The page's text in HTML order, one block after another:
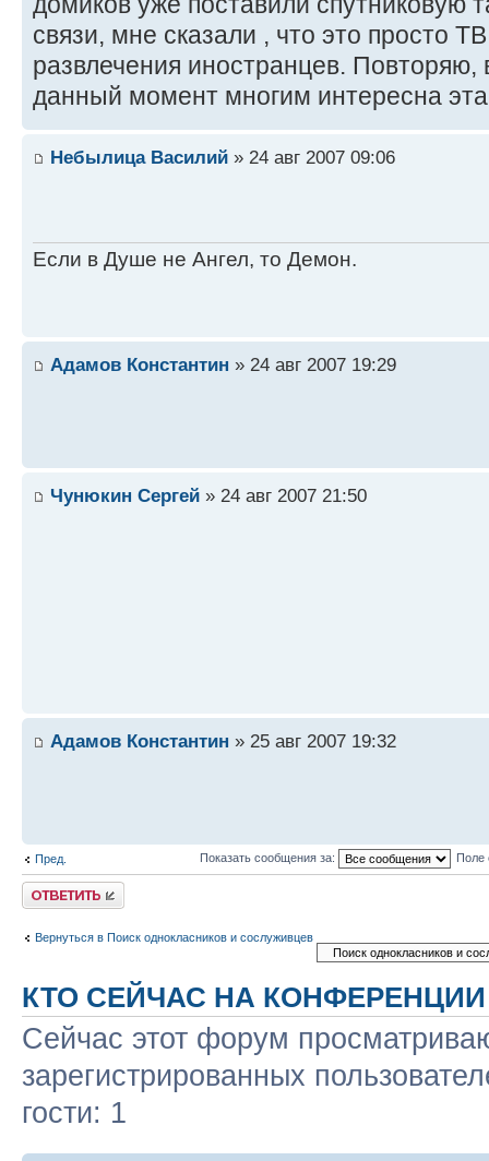
связи, мне сказали , что это просто
развлечения иностранцев. Повторяю,
данный момент многим интересна
Небылица Василий » 24 авг 2007 09:06
Если в Душе не Ангел, то Демон.
Адамов Константин » 24 авг 2007 19:29
Чунюкин Сергей » 24 авг 2007 21:50
Адамов Константин » 25 авг 2007 19:32
Пред. Показать сообщения за: Поле
Ответить
Вернуться в Поиск однокласников и сослуживцев
КТО СЕЙЧАС НА КОНФЕРЕНЦИИ
Сейчас этот форум
зарегистрированных
гости: 1